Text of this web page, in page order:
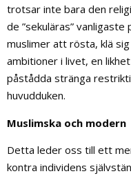
trotsar inte bara den
de ”sekuläras”
muslimer att rösta, klä
ambitioner i livet, en
påstådda stränga
huvudduken.
Muslimska och modern
Detta leder oss till ett
kontra individens